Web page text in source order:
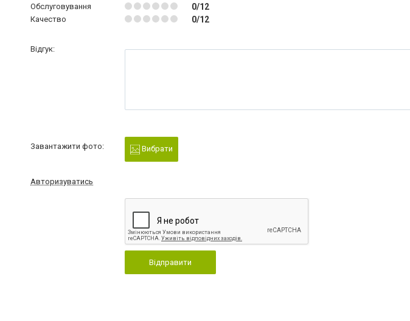
Обслуговування 0/12
Качество 0/12
Відгук:
Завантажити фото: Вибрати
Авторизуватись
Відправити